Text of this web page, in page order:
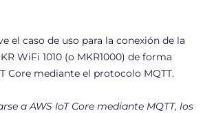
el caso de uso para la conexión de la
WiFi 1010 (o MKR1000) de forma
Core mediante el protocolo MQTT.
a AWS IoT Core mediante MQTT, los